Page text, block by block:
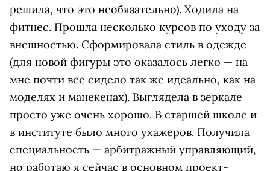
решила, что это необязательно). Ходила на
фитнес. Прошла несколько курсов по уходу за
внешностью. Сформировала стиль в одежде
(для новой фигуры это оказалось легко — на
мне почти все сидело так же идеально, как на
моделях и манекенах). Выглядела в зеркале
просто уже очень хорошо. В старшей школе и
в институте было много ухажеров. Получила
специальность — арбитражный управляющий,
но работаю я сейчас в основном проект-